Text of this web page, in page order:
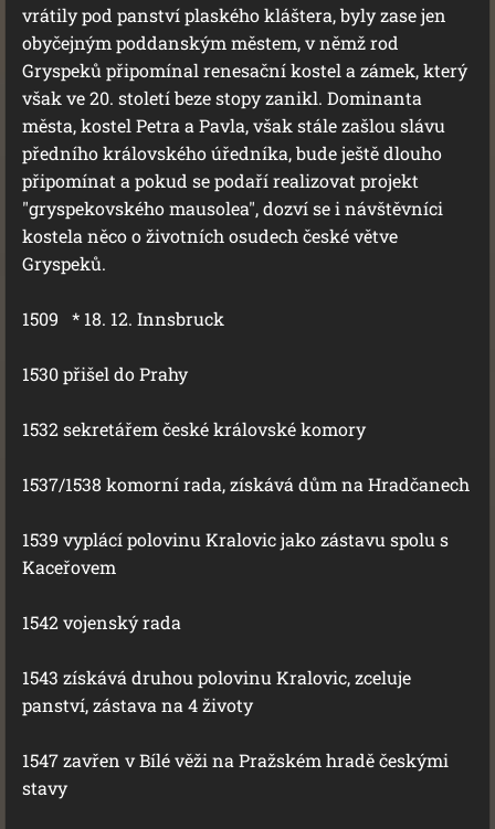
vrátily pod panství plaského kláštera, byly zase jen
obyčejným poddanským městem, v němž rod
Gryspeků připomínal renesační kostel a zámek, který
však ve 20. století beze stopy zanikl. Dominanta
města, kostel Petra a Pavla, však stále zašlou slávu
předního královského úředníka, bude ještě dlouho
připomínat a pokud se podaří realizovat projekt
"gryspekovského mausolea", dozví se i návštěvníci
kostela něco o životních osudech české větve
Gryspeků.
1509 * 18. 12. Innsbruck
1530 přišel do Prahy
1532 sekretářem české královské komory
1537/1538 komorní rada, získává dům na Hradčanech
1539 vyplácí polovinu Kralovic jako zástavu spolu s
Kaceřovem
1542 vojenský rada
1543 získává druhou polovinu Kralovic, zceluje
panství, zástava na 4 životy
1547 zavřen v Bílé věži na Pražském hradě českými
stavy